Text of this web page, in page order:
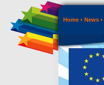
Home News